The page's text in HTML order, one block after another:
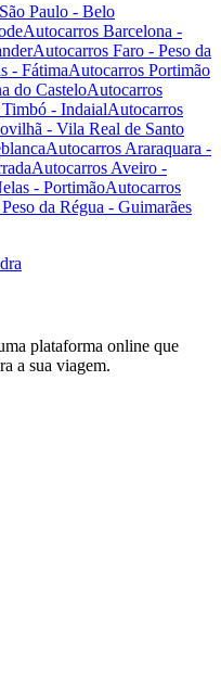
Paulo - Belo
Autocarros Barcelona -
Autocarros Faro - Peso da
- FátimaAutocarros Portimão
do CasteloAutocarros
- IndaialAutocarros
- Vila Real de Santo
Autocarros Araraquara -
Autocarros Aveiro -
- PortimãoAutocarros
da Régua - Guimarães
plataforma online que
a sua viagem.